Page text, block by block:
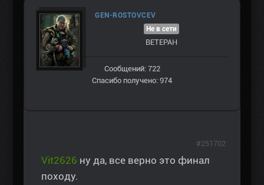
GEN-ROSTOVCEV
Не в сети
ВЕТЕРАН
Сообщений: 722
Спасибо получено: 974
Vit2626 ну да, все верно это финал
походу.
#251702